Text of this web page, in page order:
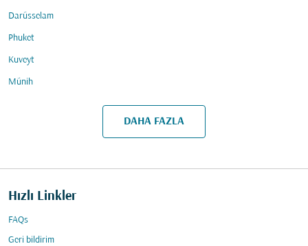
Darüsselam
Phuket
Kuveyt
Münih
DAHA FAZLA
Hızlı Linkler
FAQs
Geri bildirim